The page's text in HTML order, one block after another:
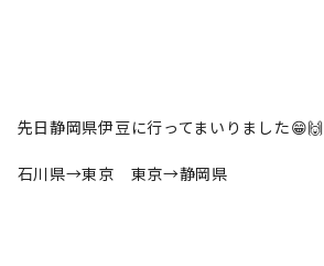
先日静岡県伊豆に行ってまいりました😁🙌
石川県→東京 東京→静岡県